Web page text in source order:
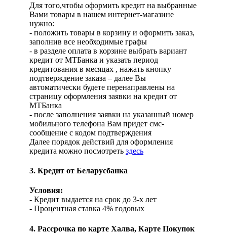
Для того,чтобы оформить кредит на выбранные
Вами товары в нашем интернет-магазине
нужно:
- положить товары в корзину и оформить заказ,
заполнив все необходимые графы
- в разделе оплата в корзине выбрать вариант
кредит от МТБанка и указать период
кредитования в месяцах , нажать кнопку
подтверждение заказа – далее Вы
автоматически будете перенаправлены на
страницу оформления заявки на кредит от
МТБанка
- после заполнения заявки на указанный номер
мобильного телефона Вам придет смс-
сообщение с кодом подтверждения
Далее порядок действий для оформления
кредита можно посмотреть здесь
3. Кредит от Беларусбанка
Условия:
- Кредит выдается на срок до 3-х лет
- Процентная ставка 4% годовых
4. Рассрочка по карте Халва, Карте Покупок